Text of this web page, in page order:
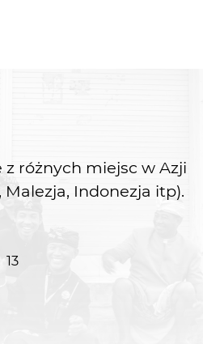
różnych miejsc w Azji
Indonezja itp).
13